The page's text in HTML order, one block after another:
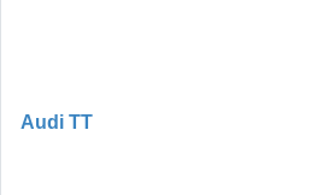
Audi TT